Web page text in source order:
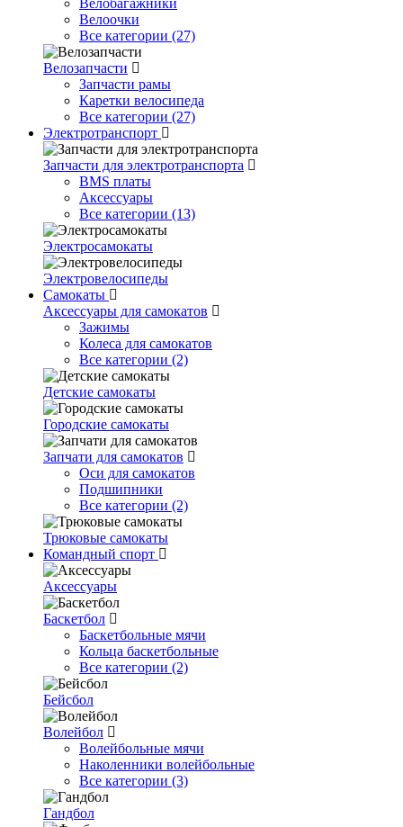
Велобагажники
Велоочки
Все категории (27)
Велозапчасти
Запчасти рамы
Каретки велосипеда
Все категории (27)
Электротранспорт
Запчасти для электротранспорта
BMS платы
Аксессуары
Все категории (13)
Электросамокаты
Электровелосипеды
Самокаты
Аксессуары для самокатов
Зажимы
Колеса для самокатов
Все категории (2)
Детские самокаты
Городские самокаты
Запчати для самокатов
Оси для самокатов
Подшипники
Все категории (2)
Трюковые самокаты
Командный спорт
Аксессуары
Баскетбол
Баскетбольные мячи
Кольца баскетбольные
Все категории (2)
Бейсбол
Волейбол
Волейбольные мячи
Наколенники волейбольные
Все категории (3)
Гандбол